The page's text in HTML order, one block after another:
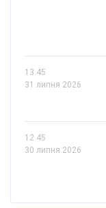
13.45
31 липня 2026
12.45
30 липня 2026